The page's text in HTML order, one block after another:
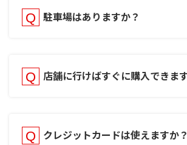
駐車場はありますか？
店舗に行けばすぐに購入できま
クレジットカードは使えますか？